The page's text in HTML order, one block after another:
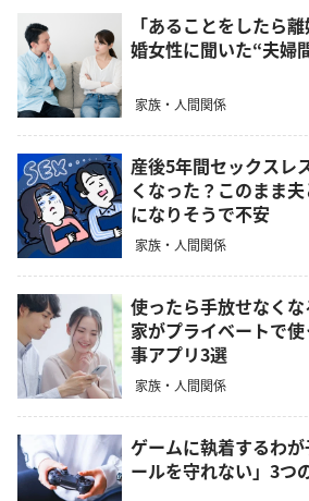
「あることをしたら
婚女性に聞いた“夫婦
家族・人間関係
産後5年間セックスレ
くなった？このまま
になりそうで不安
家族・人間関係
使ったら手放せなく
家がプライベートで
事アプリ3選
家族・人間関係
ゲームに執着するわ
ールを守れない」3つ